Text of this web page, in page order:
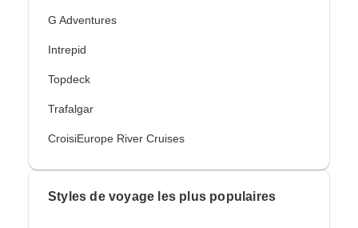
G Adventures
Intrepid
Topdeck
Trafalgar
CroisiEurope River Cruises
Styles de voyage les plus populaires